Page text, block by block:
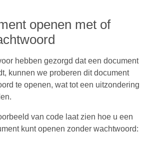
openen met of
hebben gezorgd dat een document
kunnen we proberen dit document
te openen, wat tot een uitzondering
van code laat zien hoe u een
kunt openen zonder wachtwoord: